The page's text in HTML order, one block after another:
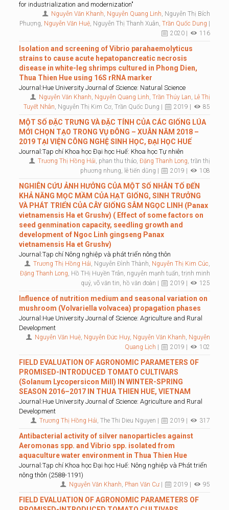
for industrialization and modernization"
Nguyễn Văn Khanh, Nguyễn Quang Linh, Nguyễn Thị Bích
Phượng, Nguyễn Văn Huệ, Nguyễn Thị Thanh Xuân,Trần Quốc Dung
2020 |
116
Isolation and screening of Vibrio parahaemolyticus
strains to cause acute hepatopancreatic necrosis
disease in white-leg shrimps cultured in Phong Dien,
Thua Thien Hue using 16S rRNA marker
Journal:Hue University Journal of Science: Natural Science
Nguyễn Văn Khanh, Nguyễn Quang Linh,Trần Thúy Lan, Lê Thị
Tuyết Nhân, Nguyễn Thị Kim Cơ, Trần Quốc Dung | 2019 | 85
MỘT SỐ ĐẶC TRƯNG VÀ ĐẶC TÍNH CỦA CÁC GIỐNG LÚA
MỚI CHỌN TẠO TRONG VỤ ĐÔNG – XUÂN NĂM 2018 –
2019 TẠI VIỆN CÔNG NGHỆ SINH HỌC, ĐẠI HỌC HUẾ
Journal:Tạp chí Khoa học Đại học Huế: Khoa học Tự nhiên
Trương Thị Hồng Hải, phan thu thảo,Đặng Thanh Long, trần thị
phương nhung, lê tiến dũng |
2019 | 108
NGHIÊN CỨU ẢNH HƯỞNG CỦA MỘT SỐ NHÂN TỐ ĐẾN
KHẢ NĂNG MỌC MẦM CỦA HẠT GIỐNG, SINH TRƯỞNG
VÀ PHÁT TRIỂN CỦA CÂY GIỐNG SÂM NGỌC LINH (Panax
vietnamensis Ha et Grushv) ( Effect of some factors on
seed genmination capacity, seedling growth and
development of Ngoc Linh gingseng Panax
vietnamensis Ha et Grushv)
Journal:Tạp chí Nông nghiệp và phát triển nông thôn
Trương Thị Hồng Hải, Nguyễn Đình Thành, Nguyễn Thị Kim Cúc,
Đặng Thanh Long, Hồ THị Huyền Trân, nguyễn mạnh tuấn, trịnh minh
quý, võ văn tin, hồ văn đoàn |
2019 | 125
Influence of nutrition medium and seasonal variation on
mushroom (Volvariella volvacea) propagation phases
Journal:Hue University Journal of Science: Agriculture and Rural
Development
Nguyễn Văn Huệ, Nguyễn Đức Huy, Nguyễn Văn Khanh, Nguyễn
Quang Lịch
2019 | 102
FIELD EVALUATION OF AGRONOMIC PARAMETERS OF
PROMISED-INTRODUCED TOMATO CULTIVARS
(Solanum Lycopersicon Mill) IN WINTER-SPRING
SEASON 2016–2017 IN THUA THIEN HUE, VIETNAM
Journal:Hue University Journal of Science: Agriculture and Rural
Development
Trương Thị Hồng Hải, The Thi Dieu Nguyen | 2019 | 317
Antibacterial activity of silver nanoparticles against
Aeromonas spp. and Vibrio spp. isolated from
aquaculture water environment in Thua Thien Hue
Journal:Tạp chí Khoa học Đại học Huế: Nông nghiệp và Phát triển
nông thôn (2588-1191)
Nguyễn Văn Khanh, Phan Văn Cư| 2019 | 95
FIELD EVALUATION OF AGRONOMIC PARAMETERS OF